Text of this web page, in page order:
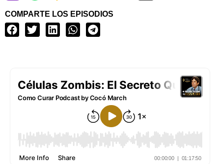
COMPARTE LOS EPISODIOS